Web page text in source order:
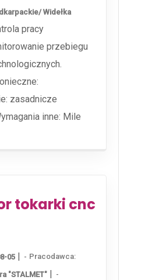
Widełka
pracy
przebiegu
zasadnicze
inne: Mile
tokarki cnc
05 | Pracodawca:
"STALMET" |